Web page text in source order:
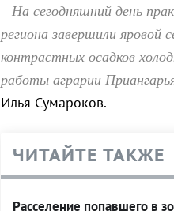
– На сегодняшний день
региона завершили яровой
контрастных осадков
работы аграрии
Илья Сумароков.
ЧИТАЙТЕ ТАКЖЕ
Расселение попавшего в